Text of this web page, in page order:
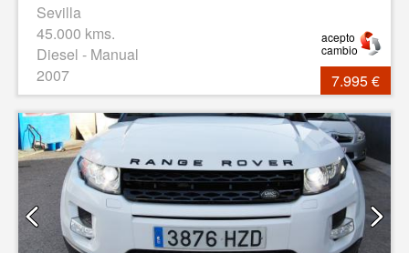
Sevilla
45.000 kms.
Diesel - Manual
2007
7.995 €
acepto
cambio